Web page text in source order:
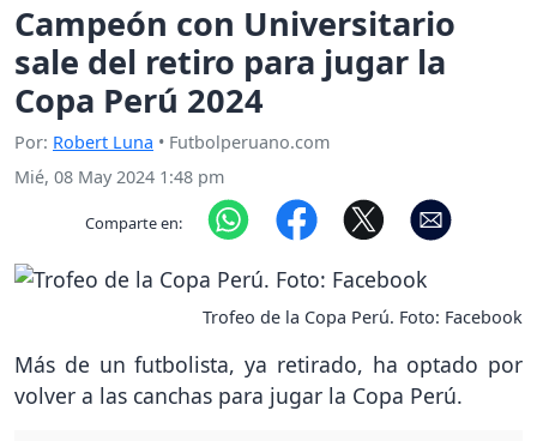
Campeón con Universitario
sale del retiro para jugar la
Copa Perú 2024
Por: Robert Luna • Futbolperuano.com
Mié, 08 May 2024 1:48 pm
Comparte en:
Trofeo de la Copa Perú. Foto: Facebook
Más de un futbolista, ya retirado, ha optado por
volver a las canchas para jugar la Copa Perú.